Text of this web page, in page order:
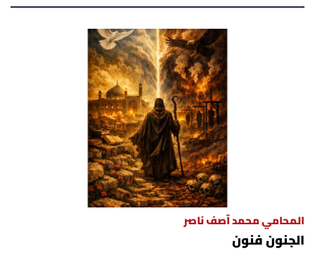
المحامي محمد آصف ناصر
الجنون فنون